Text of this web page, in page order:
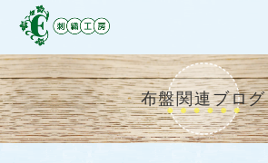
布盤関連ブログ